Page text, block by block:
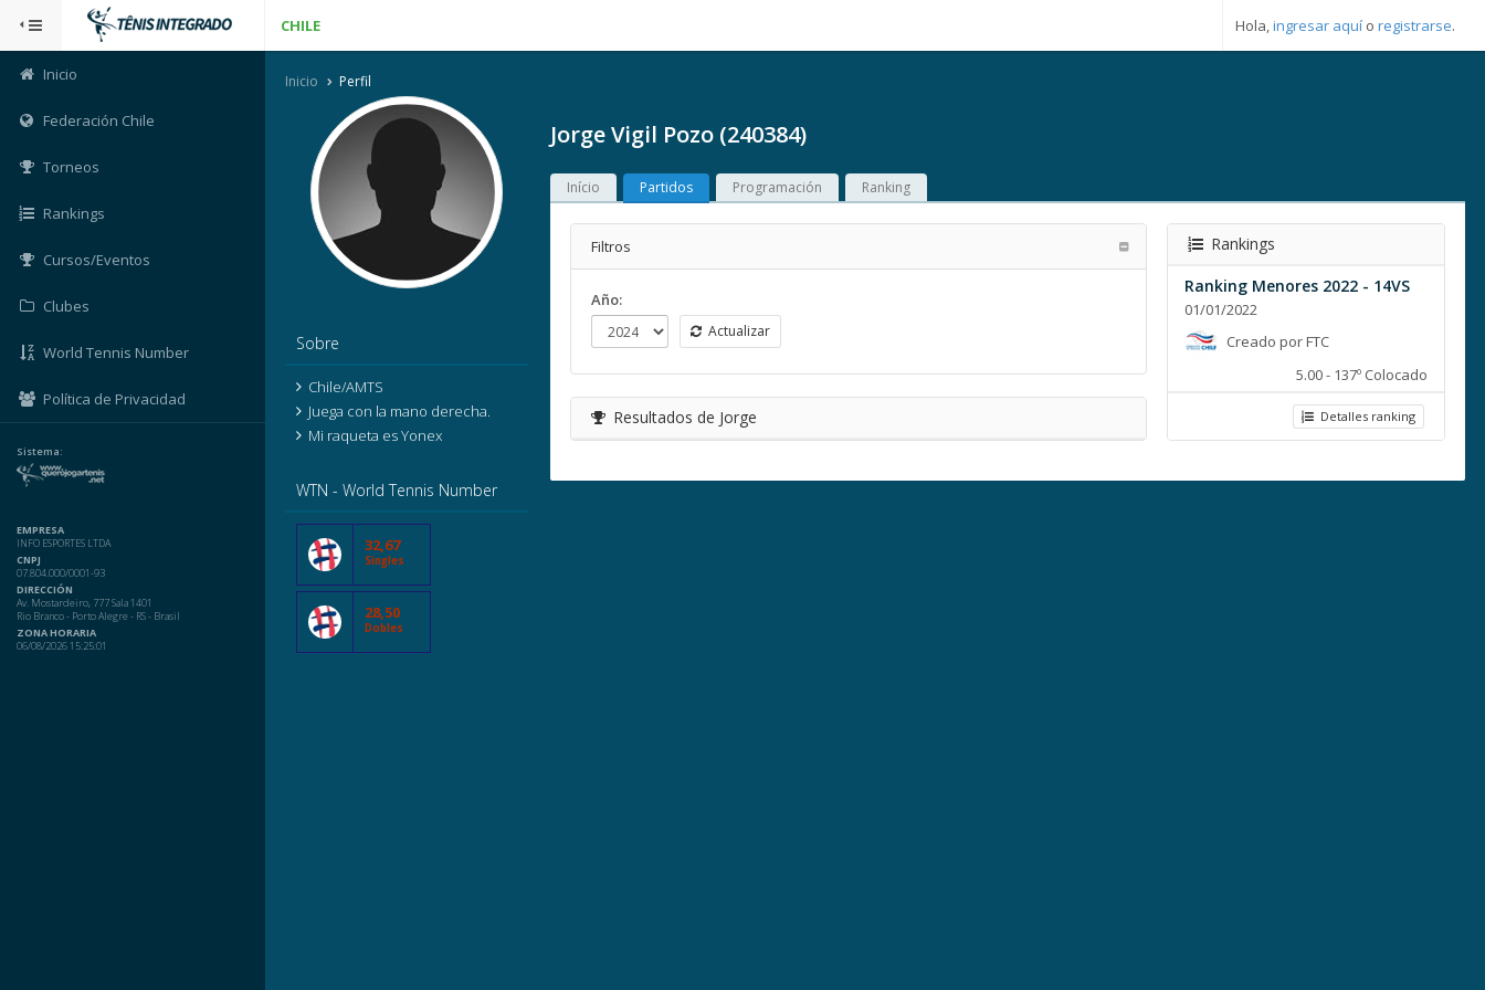
CHILE Hola,ingresar aquí o registrarse.
Inicio
Federación Chile
Torneos
Rankings
Cursos/Eventos
Clubes
World Tennis Number
Política de Privacidad
Sistema:
EMPRESA
INFO ESPORTES LTDA
CNPJ
07.804.000/0001-93
DIRECCIÓN
Av. Mostardeiro, 777 Sala 1401
Rio Branco - Porto Alegre - RS - Brasil
ZONA HORARIA
06/08/2026 15:25:01
Inicio Perfil
Jorge Vigil Pozo (240384)
Sobre
Chile/AMTS
Juega con la mano derecha.
Mi raqueta es Yonex
WTN - World Tennis Number
32,67
Singles
28,50
Dobles
Início Partidos Programación Ranking
Filtros
Año:
Actualizar
Resultados de Jorge
Rankings
Ranking Menores 2022 - 14VS
01/01/2022
Creado por FTC
5.00 - 137º Colocado
Detalles ranking